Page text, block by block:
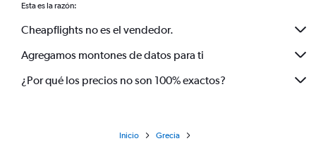
Esta es la razón:
Cheapflights no es el vendedor.
Agregamos montones de datos para ti
¿Por qué los precios no son 100% exactos?
Inicio
Grecia